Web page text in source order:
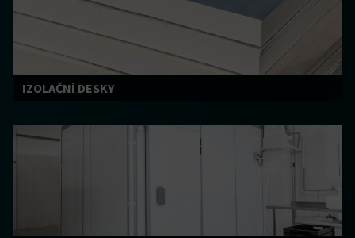
IZOLAČNÍ DESKY